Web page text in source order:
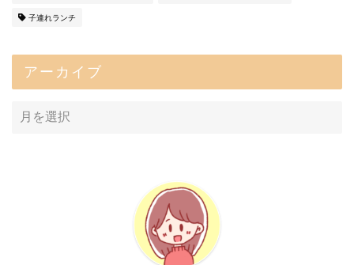
子連れランチ
アーカイブ